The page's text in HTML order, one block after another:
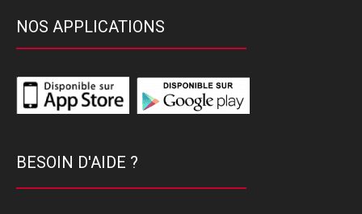
NOS APPLICATIONS
BESOIN D'AIDE ?